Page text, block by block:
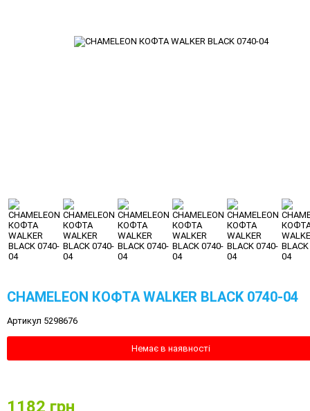
CHAMELEON КОФТА WALKER BLACK 0740-04
Артикул 5298676
Немає в наявності
1182 грн